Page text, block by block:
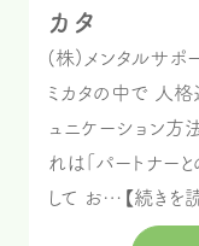
カタ
(株)メンタルサポ
ミカタの中で 人格
ュニケーション方
れは「パートナー
して お…【続きを読